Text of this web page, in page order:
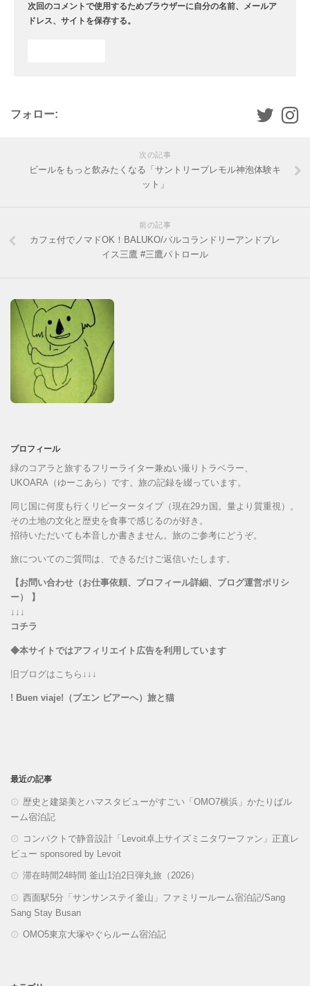
次回のコメントで使用するためブラウザーに自分の名前、メールア
ドレス、サイトを保存する。
フォロー:
次の記事
ビールをもっと飲みたくなる「サントリープレモル神泡体験キ
ット」
前の記事
カフェ付でノマドOK！BALUKO/バルコランドリーアンドプレ
イス三鷹 #三鷹パトロール
プロフィール
緑のコアラと旅するフリーライター兼ぬい撮りトラベラー、
UKOARA（ゆーこあら）です。旅の記録を綴っています。
同じ国に何度も行くリピータータイプ（現在29カ国。量より質重視）。
その土地の文化と歴史を食事で感じるのが好き。
招待いただいても本音しか書きません。旅のご参考にどうぞ。
旅についてのご質問は、できるだけご返信いたします。
【お問い合わせ（お仕事依頼、プロフィール詳細、ブログ運営ポリシ
ー） 】
↓↓↓
コチラ
◆本サイトではアフィリエイト広告を利用しています
旧ブログはこちら↓↓↓
! Buen viaje!（ブエン ビアーへ）旅と猫
最近の記事
歴史と建築美とハマスタビューがすごい「OMO7横浜」かたりばル
ーム宿泊記
コンパクトで静音設計「Levoit卓上サイズミニタワーファン」正直レ
ビュー sponsored by Levoit
滞在時間24時間 釜山1泊2日弾丸旅（2026）
西面駅5分「サンサンステイ釜山」ファミリールーム宿泊記/Sang
Sang Stay Busan
OMO5東京大塚やぐらルーム宿泊記